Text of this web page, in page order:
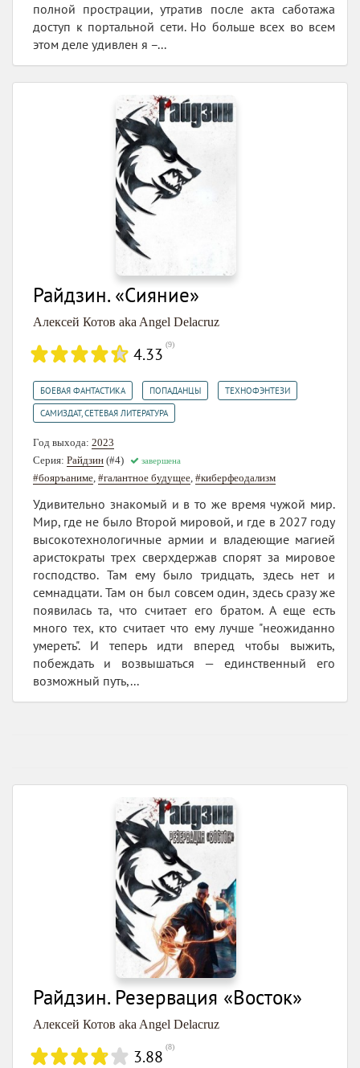
полной прострации, утратив после акта саботажа
доступ к портальной сети. Но больше всех во всем
этом деле удивлен я –...
Райдзин. «Сияние»
Алексей Котов aka Angel Delacruz
4.33 (9)
БОЕВАЯ ФАНТАСТИКА ПОПАДАНЦЫ ТЕХНОФЭНТЕЗИ
САМИЗДАТ, СЕТЕВАЯ ЛИТЕРАТУРА
Год выхода: 2023
Серия: Райдзин (#4) завершена
#бояръаниме, #галантное будущее, #киберфеодализм
Удивительно знакомый и в то же время чужой мир.
Мир, где не было Второй мировой, и где в 2027 году
высокотехнологичные армии и владеющие магией
аристократы трех сверхдержав спорят за мировое
господство. Там ему было тридцать, здесь нет и
семнадцати. Там он был совсем один, здесь сразу же
появилась та, что считает его братом. А еще есть
много тех, кто считает что ему лучше "неожиданно
умереть". И теперь идти вперед чтобы выжить,
побеждать и возвышаться — единственный его
возможный путь,...
Райдзин. Резервация «Восток»
Алексей Котов aka Angel Delacruz
3.88 (8)